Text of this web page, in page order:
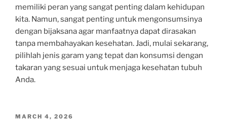
memiliki peran yang sangat penting dalam kehidupan
kita. Namun, sangat penting untuk mengonsumsinya
dengan bijaksana agar manfaatnya dapat dirasakan
tanpa membahayakan kesehatan. Jadi, mulai sekarang,
pilihlah jenis garam yang tepat dan konsumsi dengan
takaran yang sesuai untuk menjaga kesehatan tubuh
Anda.
POSTED
MARCH 4, 2026